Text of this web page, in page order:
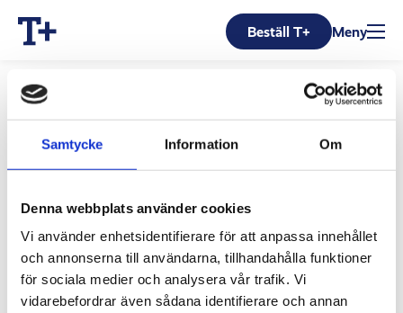
Samtycke Information Om
Denna webbplats använder cookies
Vi använder enhetsidentifierare för att anpassa innehållet
och annonserna till användarna, tillhandahålla funktioner
för sociala medier och analysera vår trafik. Vi
vidarebefordrar även sådana identifierare och annan
Beställ T+ Meny
Studie och forskning
Effektgaranti
Om T+
Frågor och svar